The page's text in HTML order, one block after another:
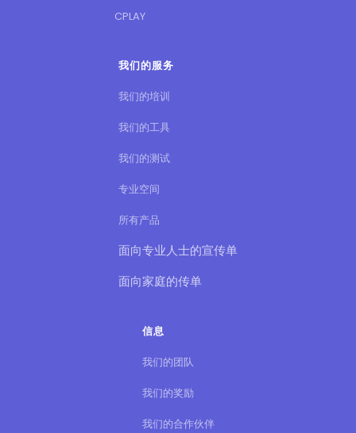
CPLAY
我们的服务
我们的培训
我们的工具
我们的测试
专业空间
所有产品
面向专业人士的宣传单
面向家庭的传单
信息
我们的团队
我们的奖励
我们的合作伙伴